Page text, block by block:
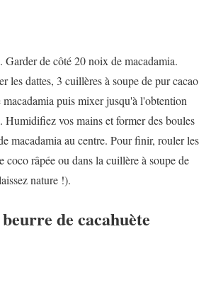
Garder de côté 20 noix de macadamia.
les dattes, 3 cuillères à soupe de pur cacao
macadamia puis mixer jusqu'à l'obtention
Humidifiez vos mains et former des boules
macadamia au centre. Pour finir, rouler les
coco râpée ou dans la cuillère à soupe de
nature !).
de cacahuète